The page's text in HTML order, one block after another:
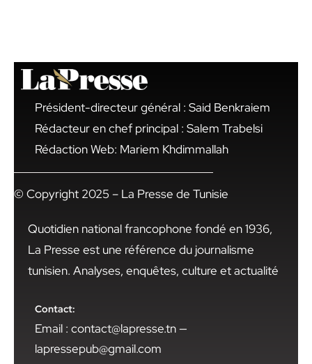
Président-directeur général : Said Benkraiem
Rédacteur en chef principal : Salem Trabelsi
Rédaction Web: Mariem Khdimmallah
© Copyright 2025 – La Presse de Tunisie
Quotidien national francophone fondé en 1936,
La Presse est une référence du journalisme
tunisien. Analyses, enquêtes, culture et actualité
Contact:
Email : contact@lapresse.tn —
lapressepub@gmail.com